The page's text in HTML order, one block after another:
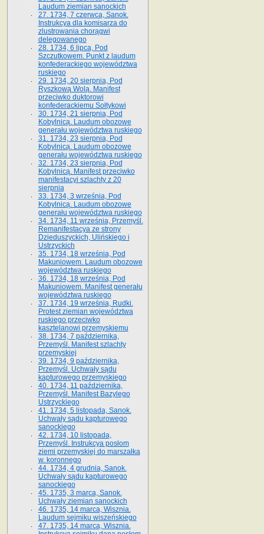
Laudum ziemian sanockich
27. 1734, 7 czerwca, Sanok.
Instrukcya dla komisarza do
zlustrowania chorągwi
delegowanego
28. 1734, 6 lipca, Pod
Szczutkowem. Punkt z laudum
konfederackiego województwa
ruskiego
29. 1734, 20 sierpnia, Pod
Ryszkową Wolą. Manifest
przeciwko duktorowi
konfederackiemu Sołtykowi
30. 1734, 21 sierpnia, Pod
Kobylnicą. Laudum obozowe
generału województwa ruskiego
31. 1734, 23 sierpnia, Pod
Kobylnicą. Laudum obozowe
generału województwa ruskiego
32. 1734, 23 sierpnia, Pod
Kobylnicą. Manifest przeciwko
manifestacyi szlachty z 20
sierpnia
33. 1734, 3 września, Pod
Kobylnicą. Laudum obozowe
generału województwa ruskiego
34. 1734, 11 września, Przemyśl.
Remanifestacya ze strony
Dzieduszyckich, Ulińskiego i
Ustrzyckich
35. 1734, 18 września, Pod
Makuniowem. Laudum obozowe
województwa ruskiego
36. 1734, 18 września, Pod
Makuniowem. Manifest generału
województwa ruskiego
37. 1734, 19 września, Rudki.
Protest ziemian województwa
ruskiego przeciwko
kasztelanowi przemyskiemu
38. 1734, 7 października,
Przemyśl. Manifest szlachty
przemyskiej
39. 1734, 9 października,
Przemyśl. Uchwały sądu
kapturowego przemyskiego
40. 1734, 11 października,
Przemyśl. Manifest Bazylego
Ustrzyckiego
41. 1734, 5 listopada, Sanok.
Uchwały sądu kapturowego
sanockiego
42. 1734, 10 listopada,
Przemyśl. Instrukcya posłom
ziemi przemyskiej do marszałka
w. koronnego
44. 1734, 4 grudnia, Sanok.
Uchwały sądu kapturowego
sanockiego
45. 1735, 3 marca, Sanok.
Uchwały ziemian sanockich
46. 1735, 14 marca, Wisznia.
Laudum sejmiku wiszeńskiego
47. 1735, 14 marca, Wisznia.